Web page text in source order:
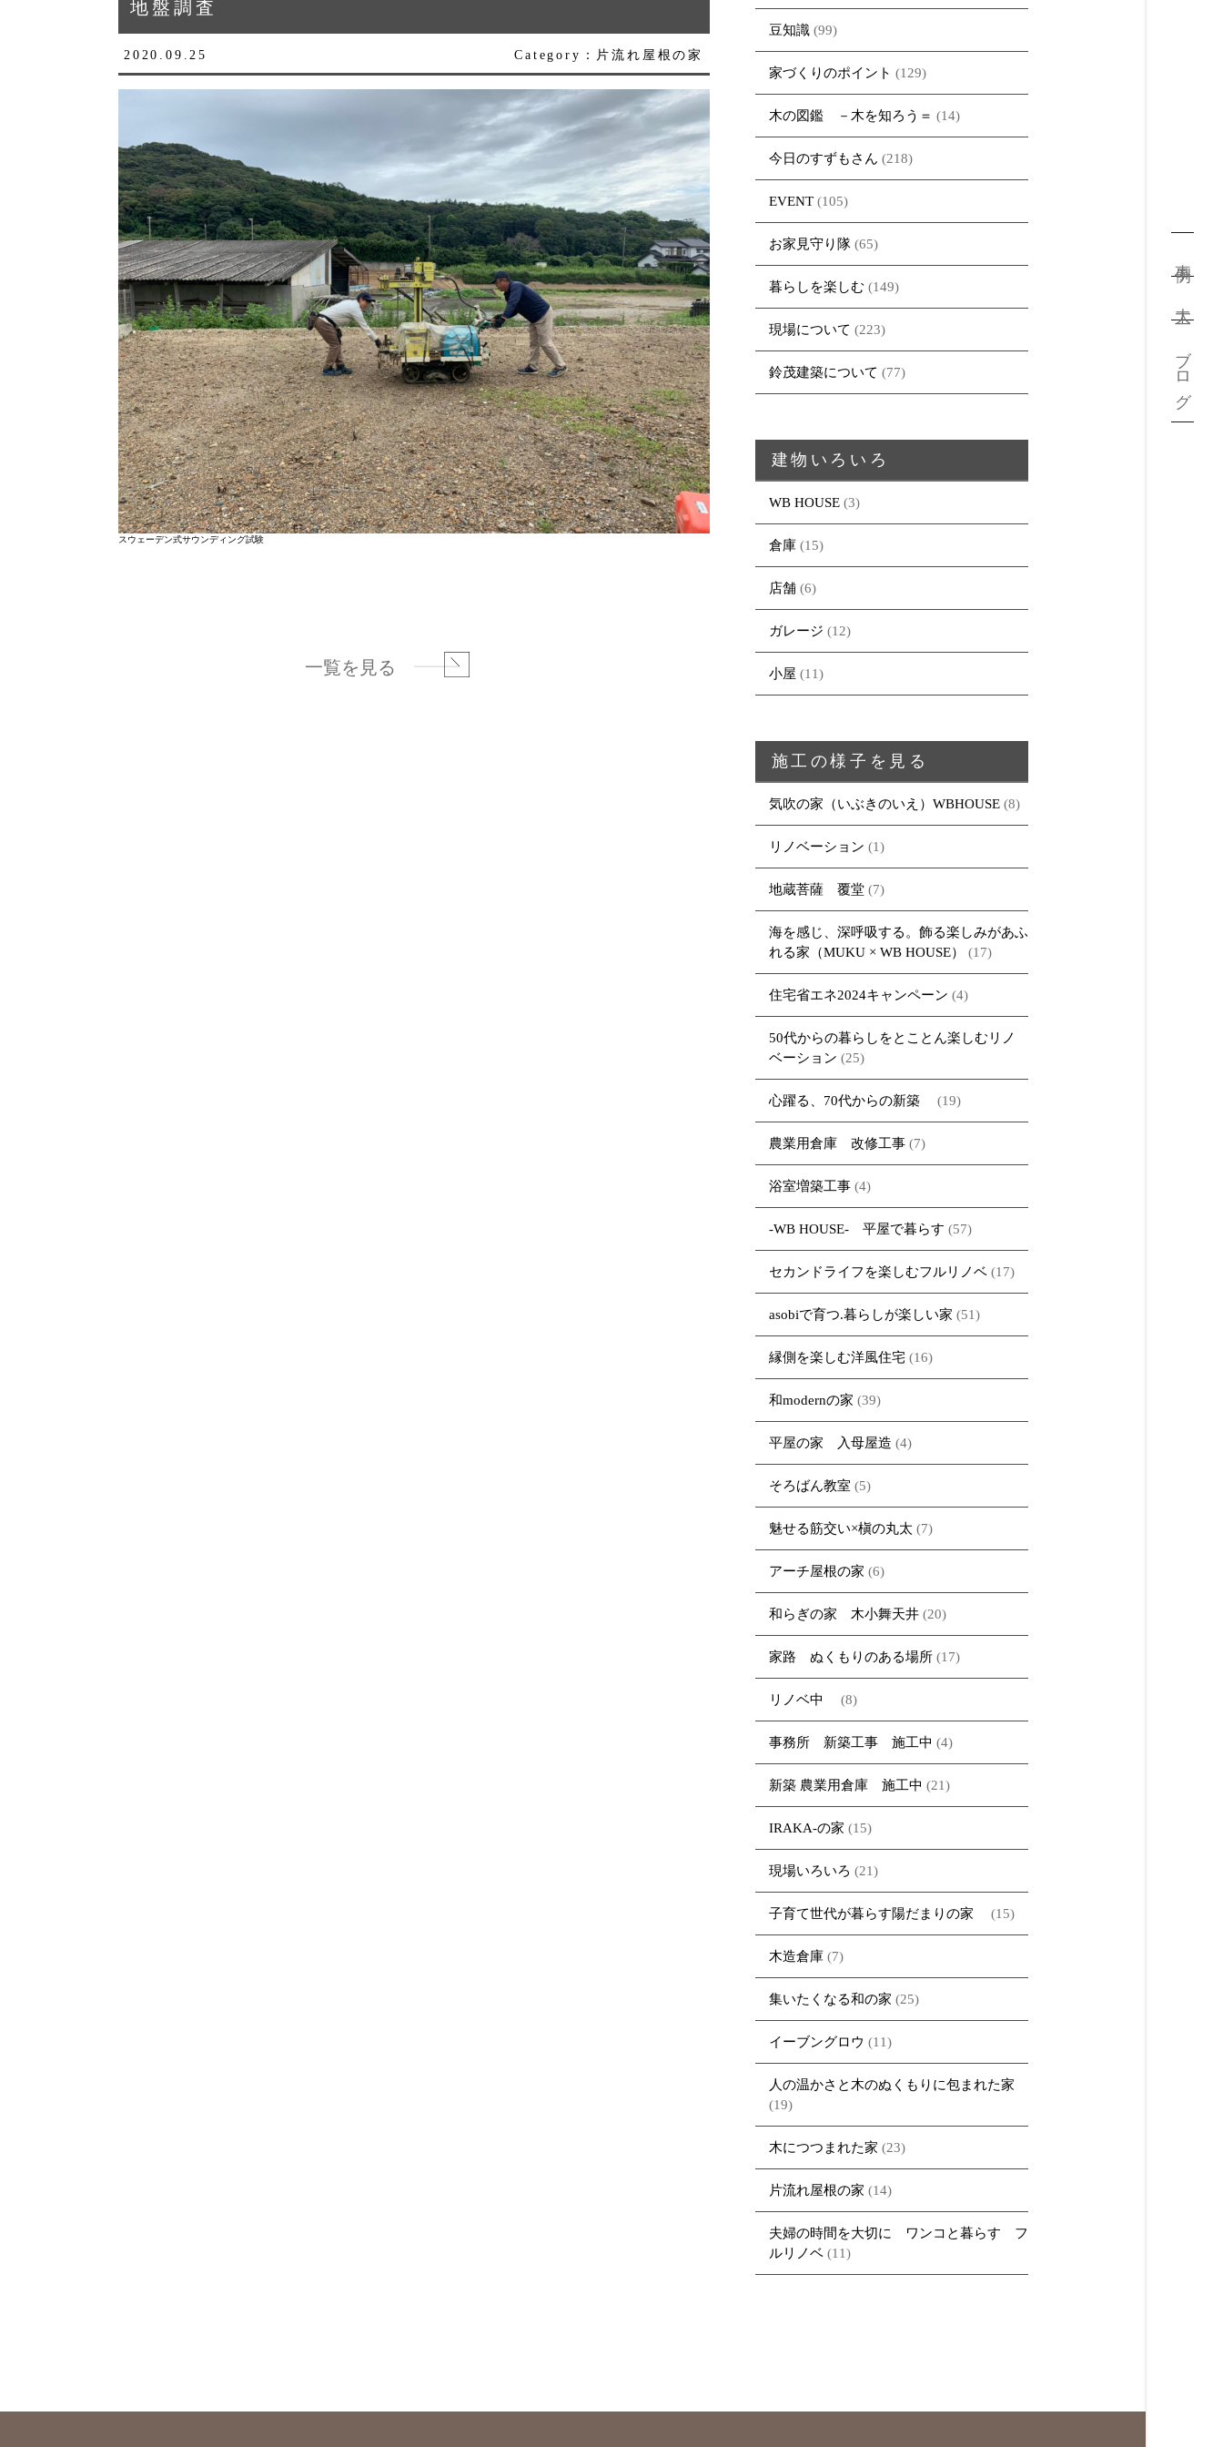
ブログ
地盤調査
2020.09.25 Category：片流れ屋根の家
スウェーデン式サウンディング試験
一覧を見る
豆知識(99)
家づくりのポイント (129)
木の図鑑 －木を知ろう＝ (14)
今日のすずもさん (218)
EVENT(105)
お家見守り隊(65)
暮らしを楽しむ (149)
現場について (223)
鈴茂建築について (77)
建物いろいろ
WB HOUSE(3)
倉庫(15)
店舗(6)
ガレージ (12)
小屋 (11)
施工の様子を見る
気吹の家（いぶきのいえ）WBHOUSE(8)
リノベーション (1)
地蔵菩薩 覆堂(7)
海を感じ、深呼吸する。飾る楽しみがあふ
れる家（MUKU × WB HOUSE）
(17)
住宅省エネ2024キャンペーン (4)
50代からの暮らしをとことん楽しむリノ
ベーション (25)
心躍る、70代からの新築 (19)
農業用倉庫 改修工事(7)
浴室増築工事(4)
-WB HOUSE- 平屋で暮らす (57)
セカンドライフを楽しむフルリノベ(17)
asobiで育つ.暮らしが楽しい家 (51)
縁側を楽しむ洋風住宅(16)
和modernの家 (39)
平屋の家 入母屋造 (4)
そろばん教室 (5)
魅せる筋交い×槇の丸太 (7)
アーチ屋根の家 (6)
和らぎの家 木小舞天井(20)
家路 ぬくもりのある場所(17)
リノベ中 (8)
事務所 新築工事 施工中 (4)
新築 農業用倉庫 施工中 (21)
IRAKA-の家 (15)
現場いろいろ (21)
子育て世代が暮らす陽だまりの家 (15)
木造倉庫(7)
集いたくなる和の家 (25)
イーブングロウ (11)
人の温かさと木のぬくもりに包まれた家
(19)
木につつまれた家 (23)
片流れ屋根の家 (14)
夫婦の時間を大切に ワンコと暮らす フ
ルリノベ(11)